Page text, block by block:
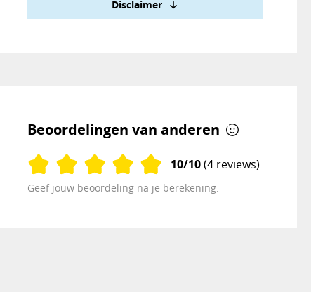
Disclaimer
Beoordelingen van anderen
10/10(4 reviews)
Geef jouw beoordeling na je berekening.